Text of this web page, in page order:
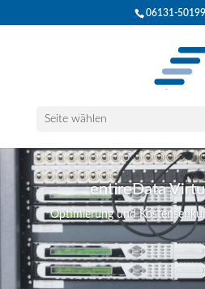
06131-
Seite wählen
entireData
Optimierung und